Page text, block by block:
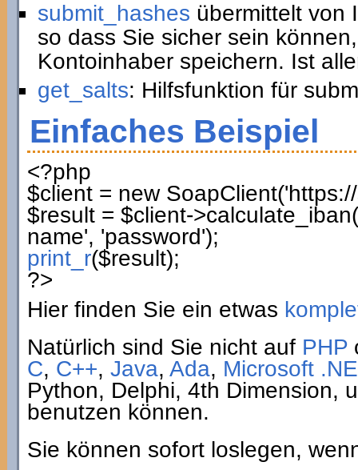
submit_hashes übermittelt von
so dass Sie sicher sein
Kontoinhaber speichern. Ist
get_salts: Hilfsfunktion für
Einfaches Beispiel
<?php
$client= newSoapClient(
$result= $client->calculate_iban(
name', 'password');
print_r($result);
?>
Hier finden Sie ein etwas
Natürlich sind Sie nicht auf PHP
C, C++, Java, Ada, Microsoft
Python, Delphi, 4th Dimension,
benutzen können.
Sie können sofort loslegen,